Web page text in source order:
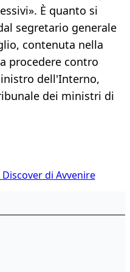
È quanto si
segretario generale
contenuta nella
procedere contro
dell'Interno,
dei ministri di
di Avvenire